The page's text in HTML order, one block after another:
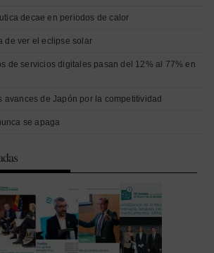
decae en periodos de calor
de ver el eclipse solar
de servicios digitales pasan del 12% al 77% en
avances de Japón por la competitividad
se apaga